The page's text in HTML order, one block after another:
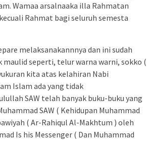
Wamaa arsalnaaka illa Rahmatan
Rahmat bagi seluruh semesta
melaksanakannnya dan ini sudah
seperti, telur warna warni, sokko (
kita atas kelahiran Nabi
Islam ada yang tidak
SAW telah banyak buku-buku yang
SAW ( Kehidupan Muhammad
( Ar-Rahiqul Al-Makhtum ) oleh
Is his Messenger ( Dan Muhammad